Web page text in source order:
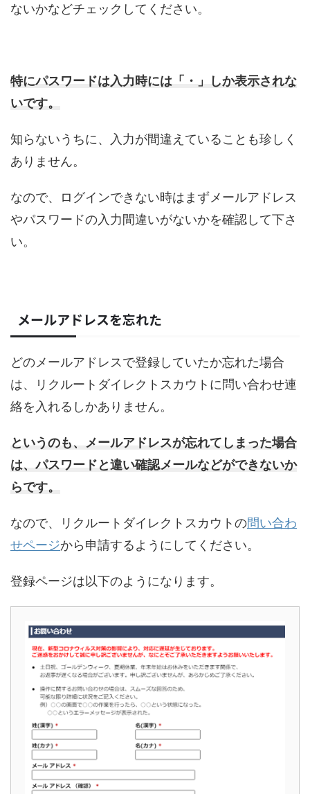
ないかなどチェックしてください。
特にパスワードは入力時には「・」しか表示されな
いです。
知らないうちに、入力が間違えていることも珍しく
ありません。
なので、ログインできない時はまずメールアドレス
やパスワードの入力間違いがないかを確認して下さ
い。
メールアドレスを忘れた
どのメールアドレスで登録していたか忘れた場合
は、リクルートダイレクトスカウトに問い合わせ連
絡を入れるしかありません。
というのも、メールアドレスが忘れてしまった場合
は、パスワードと違い確認メールなどができないか
らです。
なので、リクルートダイレクトスカウトの問い合わ
せページから申請するようにしてください。
登録ページは以下のようになります。